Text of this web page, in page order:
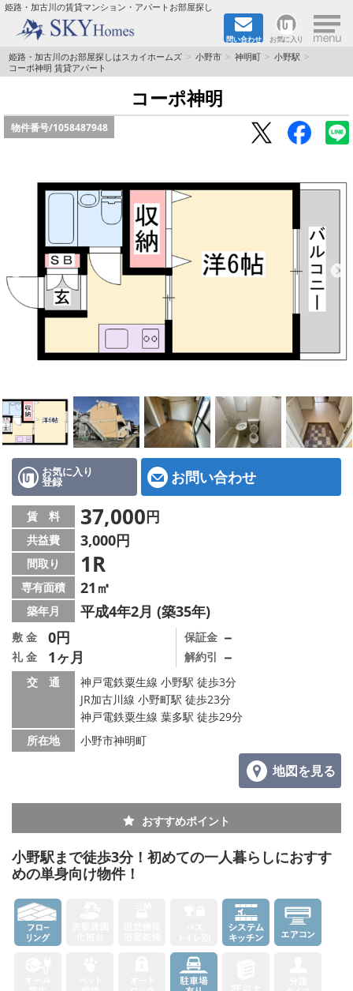
姫路・加古川の賃貸マンション・アパートお部屋探し
問い合わせ お気に入り ×
TOPページ
☆新築物件☆
☆ペット飼育可能物件☆
☆ネット無料☆
路線·駅から探す
地域から探す
地図から探す
スタッフ紹介
店舗情報·アクセス
会社概要
メールでお問い合わせ
姫路・加古川のお部屋探しはスカイホームズ 小野市 神明町
小野駅
コーポ神明 賃貸アパート
コーポ神明
物件番号/1058487948
お気に入り
登録 お問い合わせ
賃 料 37,000円
共益費 3,000円
間取り 1R
専有面積 21㎡
築年月 平成4年2月 (築35年)
敷 金 0円
礼 金 1ヶ月
保証金 －
解約引 －
交 通
神戸電鉄粟生線 小野駅 徒歩3分
JR加古川線 小野町駅 徒歩23分
神戸電鉄粟生線 葉多駅 徒歩29分
所在地
小野市神明町
地図を見る
おすすめポイント
小野駅まで徒歩3分！初めての一人暮らしにおすす
めの単身向け物件！